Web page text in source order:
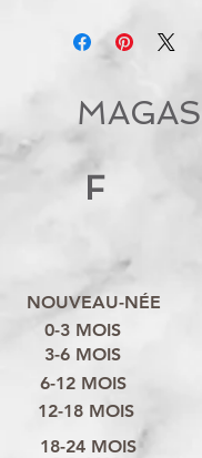
F
NOUVEAU-NÉE
0-3 MOIS
6-12 MOIS
12-18 MOIS
18-24 MOIS
3-6 MOIS